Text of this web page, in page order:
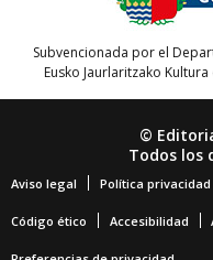
Subvencionada por el
Eusko Jaurlaritzako
©
Todos los
Aviso legal Política privacidad
Código ético Accesibilidad